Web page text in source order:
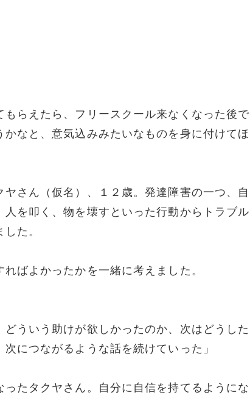
もらえたら、フリースクール来なくなった後で
なと、意気込みみたいなものを身に付けてほ
さん（仮名）、１２歳。発達障害の一つ、自
を叩く、物を壊すといった行動からトラブル
た。
ばよかったかを一緒に考えました。
ういう助けが欲しかったのか、次はどうした
につながるような話を続けていった」
たタクヤさん。自分に自信を持てるようにな